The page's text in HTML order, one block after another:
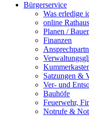
Bürgerservice
Was erledige
online
Planen /
Finanzen
Satzungen &
Ver- und
Bauhöfe
Feuerwehr,
Notrufe &